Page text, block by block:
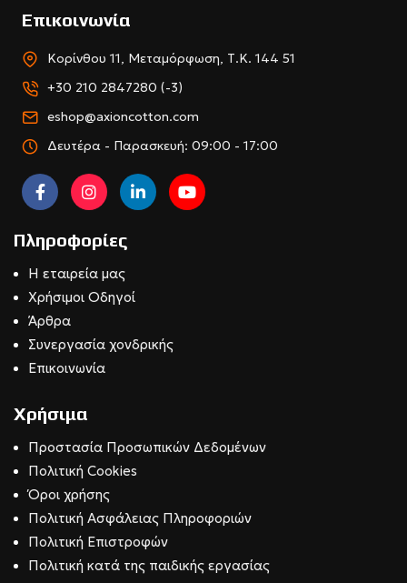
Επικοινωνία
Κορίνθου 11, Μεταμόρφωση, Τ.Κ. 144 51
+30 210 2847280 (-3)
eshop@axioncotton.com
Δευτέρα - Παρασκευή: 09:00 - 17:00
Πληροφορίες
Η εταιρεία μας
Χρήσιμοι Οδηγοί
Άρθρα
Συνεργασία χονδρικής
Επικοινωνία
Χρήσιμα
Προστασία Προσωπικών Δεδομένων
Πολιτική Cookies
Όροι χρήσης
Πολιτική Ασφάλειας Πληροφοριών
Πολιτική Επιστροφών
Πολιτική κατά της παιδικής εργασίας